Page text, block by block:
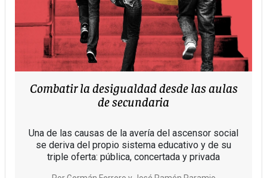
Combatir la desigualdad desde las aulas
de secundaria
Una de las causas de la avería del ascensor social
se deriva del propio sistema educativo y de su
triple oferta: pública, concertada y privada